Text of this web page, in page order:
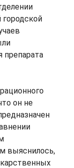
препарата
он не
выяснилось,